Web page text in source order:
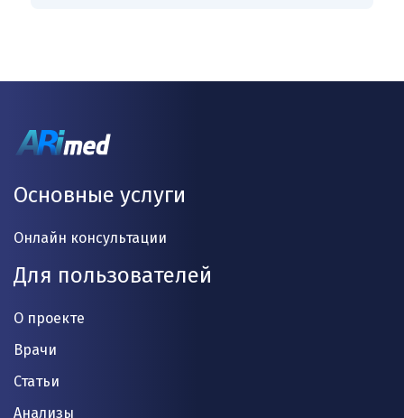
Основные услуги
Онлайн консультации
Для пользователей
О проекте
Врачи
Статьи
Анализы